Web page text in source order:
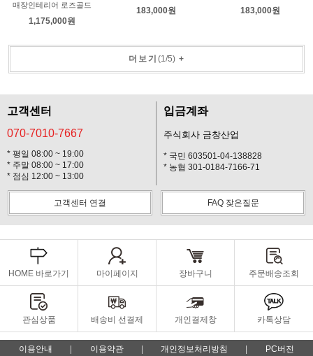
매장인테리어 로즈골드
1,175,000원
183,000원 183,000원
더보기 (1/5)+
고객센터
070-7010-7667
* 평일 08:00 ~ 19:00
* 주말 08:00 ~ 17:00
* 점심 12:00 ~ 13:00
입금계좌
주식회사 금창산업
* 국민 603501-04-138828
* 농협 301-0184-7166-71
고객센터 연결 FAQ 잦은질문
HOME 바로가기 마이페이지 장바구니 주문배송조회
관심상품 배송비 선결제 개인결제창 카톡상담
이용안내 이용약관 개인정보처리방침 PC버전